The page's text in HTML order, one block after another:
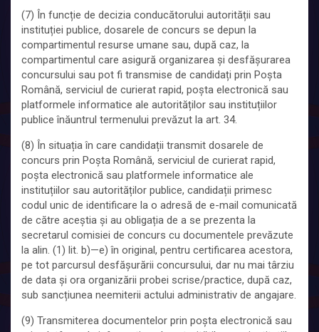
(7) În funcție de decizia conducătorului autorității sau
instituției publice, dosarele de concurs se depun la
compartimentul resurse umane sau, după caz, la
compartimentul care asigură organizarea și desfășurarea
concursului sau pot fi transmise de candidați prin Poșta
Română, serviciul de curierat rapid, poșta electronică sau
platformele informatice ale autorităților sau instituțiilor
publice înăuntrul termenului prevăzut la art. 34.
(8) În situația în care candidații transmit dosarele de
concurs prin Poșta Română, serviciul de curierat rapid,
poșta electronică sau platformele informatice ale
instituțiilor sau autorităților publice, candidații primesc
codul unic de identificare la o adresă de e-mail comunicată
de către aceștia și au obligația de a se prezenta la
secretarul comisiei de concurs cu documentele prevăzute
la alin. (1) lit. b)—e) în original, pentru certificarea acestora,
pe tot parcursul desfășurării concursului, dar nu mai târziu
de data și ora organizării probei scrise/practice, după caz,
sub sancțiunea neemiterii actului administrativ de angajare.
(9) Transmiterea documentelor prin poșta electronică sau